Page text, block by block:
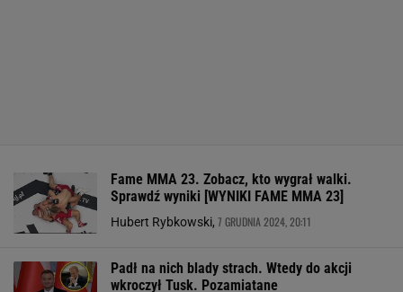
Fame MMA 23. Zobacz, kto wygrał walki.
Sprawdź wyniki [WYNIKI FAME MMA 23]
Hubert Rybkowski, 7 GRUDNIA 2024, 20:11
Padł na nich blady strach. Wtedy do akcji
wkroczył Tusk. Pozamiatane